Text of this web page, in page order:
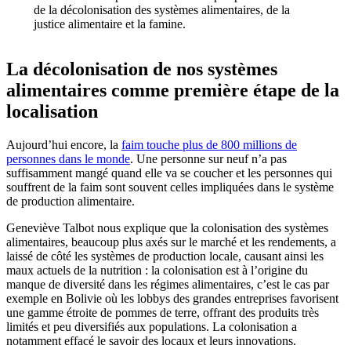
de la décolonisation des systèmes alimentaires, de la
justice alimentaire et la famine.
La décolonisation de nos systèmes
alimentaires comme première étape de la
localisation
Aujourd’hui encore, la faim touche plus de 800 millions de
personnes dans le monde. Une personne sur neuf n’a pas
suffisamment mangé quand elle va se coucher et les personnes qui
souffrent de la faim sont souvent celles impliquées dans le système
de production alimentaire.
Geneviève Talbot nous explique que la colonisation des systèmes
alimentaires, beaucoup plus axés sur le marché et les rendements, a
laissé de côté les systèmes de production locale, causant ainsi les
maux actuels de la nutrition : la colonisation est à l’origine du
manque de diversité dans les régimes alimentaires, c’est le cas par
exemple en Bolivie où les lobbys des grandes entreprises favorisent
une gamme étroite de pommes de terre, offrant des produits très
limités et peu diversifiés aux populations. La colonisation a
notamment effacé le savoir des locaux et leurs innovations.